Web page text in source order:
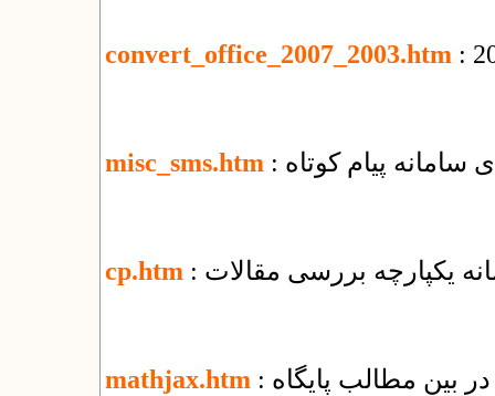
convert_office_2007_2003.htm
misc_sms.htm سامانه پیام کوتاه
cp.htm یکپارچه بررسی مقالات
mathjax.htm بین مطالب پایگاه